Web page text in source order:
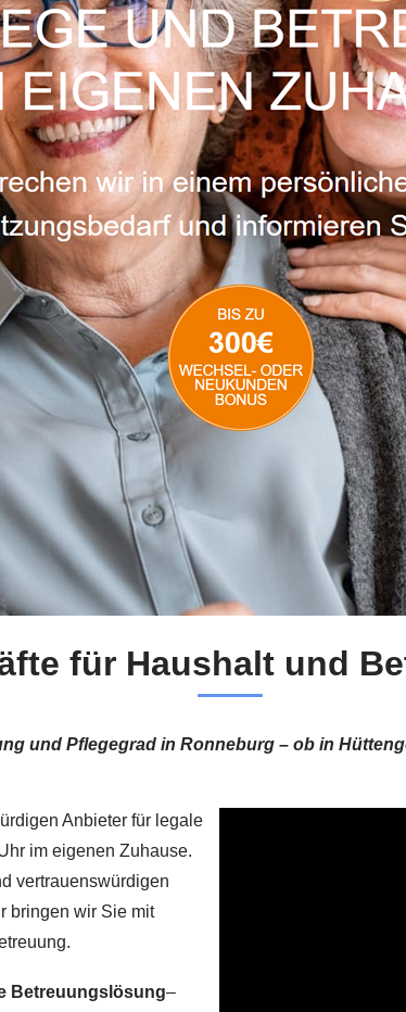
für Haushalt und
und Pflegegrad in Ronneburg – ob in
Anbieter für legale
im eigenen Zuhause.
vertrauenswürdigen
bringen wir Sie mit
Betreuungslösung–